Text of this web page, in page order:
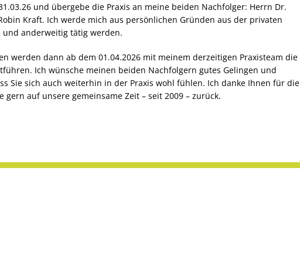
und übergebe die Praxis an meine beiden Nachfolger: Herrn Dr.
Kraft. Ich werde mich aus persönlichen Gründen aus der privaten
anderweitig tätig werden.
werden dann ab dem 01.04.2026 mit meinem derzeitigen Praxisteam die
Ich wünsche meinen beiden Nachfolgern gutes Gelingen und
Sie sich auch weiterhin in der Praxis wohl fühlen. Ich danke Ihnen für die
gern auf unsere gemeinsame Zeit – seit 2009 – zurück.